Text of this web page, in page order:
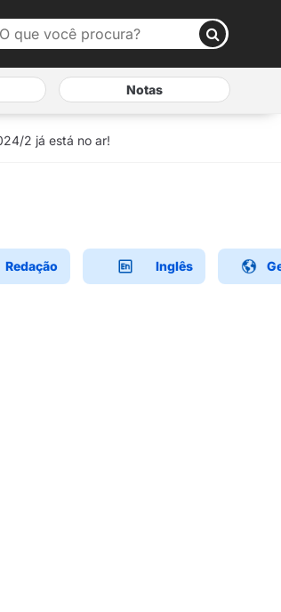
Notas
2 já está no ar!
Redação Inglês